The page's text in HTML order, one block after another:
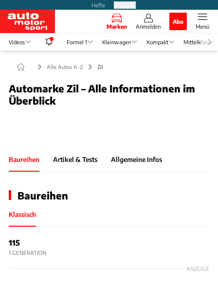
Hefte
Marken Anmelden
Abo
Menü
Videos Formel 1 Kleinwagen Kompakt Mittelklasse
Alle Autos A-Z Zil
Automarke Zil – Alle Informationen im
Überblick
Baureihen Artikel & Tests Allgemeine Infos
Baureihen
Klassisch
115
1 GENERATION
ANZEIGE